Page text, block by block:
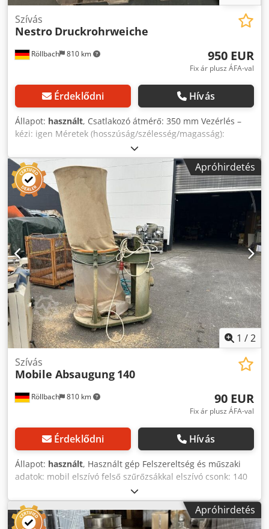
Röllbach 810 km
Szívás
Nestro Druckrohrweiche
950 EUR
Fix ár plusz ÁFA-val
Érdeklődni Hívás
Állapot: használt, Csatlakozó átmérő: 350 mm Vezérlés –
kézi: igen Méretek (hosszúság/szélesség/magasság):
1240x900x450 mm Használt termék Dsdszk N Ayopfx Akljck
Felszereltség és műszaki adatok: - kézi átállító karral,
festett, stabil - csatlakozó átmérő: 350 mm Méretek: kb.
1240 x 900 x 450 mm Elérhetőség: rövid távon Raktárhely:
63934 Rölllbach
Apróhirdetés
1 /2
Röllbach 810 km
Szívás
Mobile Absaugung 140
90 EUR
Fix ár plusz ÁFA-val
Érdeklődni Hívás
Állapot: használt, Használt gép Felszereltség és műszaki
adatok: mobil elszívó felső szűrőzsákkal elszívó csonk: 140
mm motor: 1,1 kW, 400 V Elérhetőség: rövid határidőn
belül Telephely: Flörsheim Djdozk Nmlopfx Aklock
Apróhirdetés